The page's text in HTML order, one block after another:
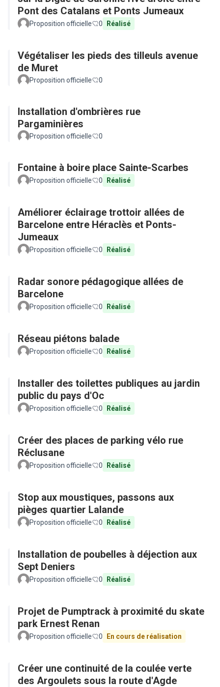
Pont des Catalans et Ponts Jumeaux
Proposition officielle 0 Réalisé
Végétaliser les pieds des tilleuls avenue
de Muret
Proposition officielle 0
Installation d'ombrières rue
Pargaminières
Proposition officielle 0
Fontaine à boire place Sainte-Scarbes
Proposition officielle 0 Réalisé
Améliorer éclairage trottoir allées de
Barcelone entre Héraclès et Ponts-
Jumeaux
Proposition officielle 0 Réalisé
Radar sonore pédagogique allées de
Barcelone
Proposition officielle 0 Réalisé
Réseau piétons balade
Proposition officielle 0 Réalisé
Installer des toilettes publiques au jardin
public du pays d'Oc
Proposition officielle 0 Réalisé
Créer des places de parking vélo rue
Réclusane
Proposition officielle 0 Réalisé
Stop aux moustiques, passons aux
pièges quartier Lalande
Proposition officielle 0 Réalisé
Installation de poubelles à déjection aux
Sept Deniers
Proposition officielle 0 Réalisé
Projet de Pumptrack à proximité du skate
park Ernest Renan
Proposition officielle 0 En cours de réalisation
Créer une continuité de la coulée verte
des Argoulets sous la route d'Agde